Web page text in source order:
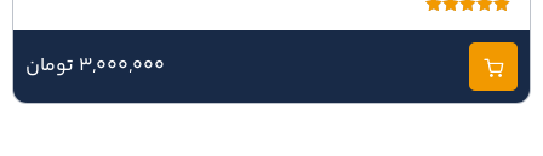
امتیاز5.00
از 5
3,000,000 تومان